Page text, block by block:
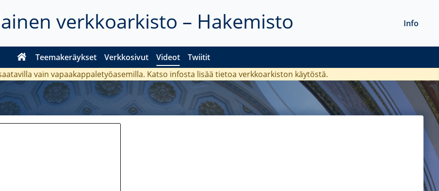
verkkoarkisto – Hakemisto
Teemakeräykset Verkkosivut Videot Twiitit
Info
vain vapaakappaletyöasemilla. Katso infosta lisää tietoa verkkoarkiston käytöstä.